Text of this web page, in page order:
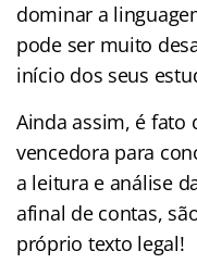
dominar a
pode ser muito
início dos seus
Ainda assim, é fato
vencedora para
a leitura e análise
afinal de contas,
próprio texto legal!